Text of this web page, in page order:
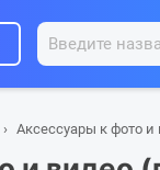
Аксессуары к фото и